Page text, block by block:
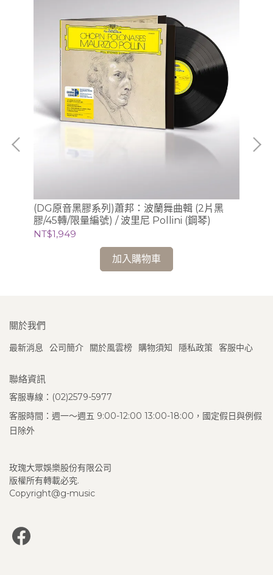
(DG原音黑膠系列)蕭邦：波蘭舞曲輯 (2片黑
膠/45轉/限量編號) / 波里尼 Pollini (鋼琴)
NT$1,949
加入購物車
關於我們
最新消息 公司簡介 關於風雲榜 購物須知 隱私政策 客服中心
聯絡資訊
客服專線：(02)2579-5977
客服時間：週一～週五 9:00-12:00 13:00-18:00，國定假日與例假
日除外
玫瑰大眾娛樂股份有限公司
版權所有轉載必究.
Copyright@g-music